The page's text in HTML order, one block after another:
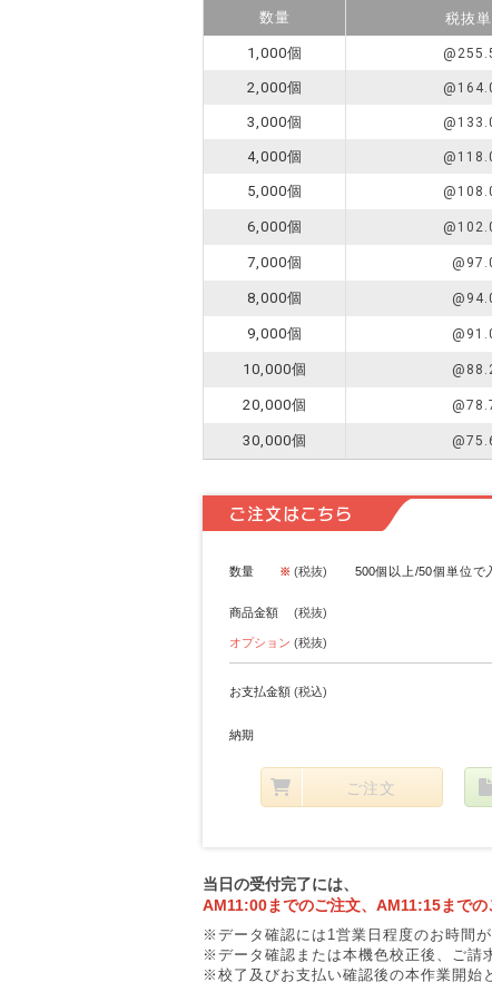
数量 税抜
1,000個
2,000個
3,000個
4,000個
5,000個
6,000個
7,000個
8,000個
9,000個
10,000個
20,000個
30,000個
ご注文はこちら
数量 (税抜) 500個以上/50個単位で
商品金額 (税抜)
オプション (税抜)
お支払金額 (税込)
納期
ご注文
当日の受付完了には、
AM11:00までのご注文、AM11:15までの
データ確認には1営業日程度のお時間が
データ確認または本機色校正後、ご請
校了及びお支払い確認後の本作業開始